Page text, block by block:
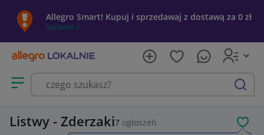
Allegro Smart! Kupuj i sprzedawaj z dostawą za 0 zł
Sprawdź »
Otwórz menu z kategoriami
szukaj
Listwy - Zderzaki7 ogłoszeń